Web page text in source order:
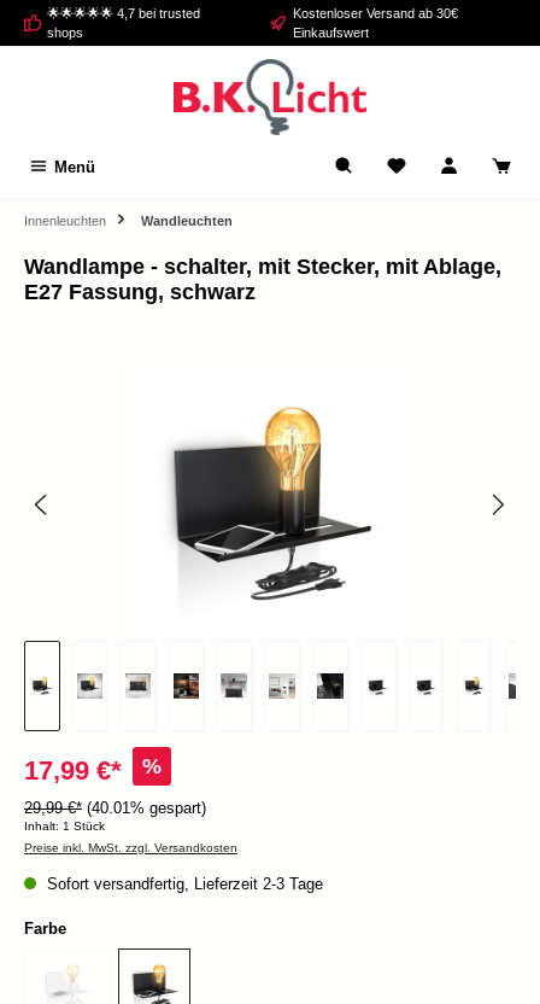
springen
🌟🌟🌟🌟🌟 4,7 bei trusted
shops
Kostenloser Versand ab 30€
Einkaufswert
Menü
Innenleuchten Wandleuchten
Wandlampe - schalter, mit Stecker, mit Ablage,
E27 Fassung, schwarz
17,99 €* %
29,99 €* (40.01% gespart)
Inhalt: 1 Stück
Preise inkl. MwSt. zzgl. Versandkosten
Sofort versandfertig, Lieferzeit 2-3 Tage
Farbe